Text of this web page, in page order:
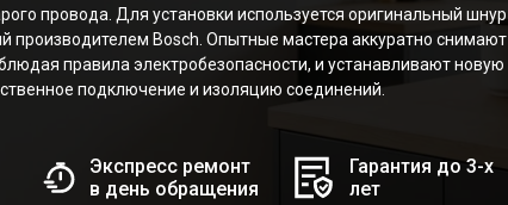
провода. Для установки используется оригинальный шнур
производителем Bosch. Опытные мастера аккуратно снимают
правила электробезопасности, и устанавливают новую
подключение и изоляцию соединений.
Экспресс ремонт
в день обращения
Гарантия до 3-х
лет